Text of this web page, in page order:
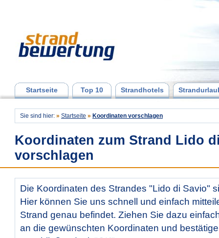
Startseite Top 10 Strandhotels
Sie sind hier: » Startseite » Koordinaten vorschlagen
Koordinaten zum Strand Lido
vorschlagen
Die Koordinaten des Strandes "Lido di Savio"
Hier können Sie uns schnell und einfach
Strand genau befindet. Ziehen Sie dazu
an die gewünschten Koordinaten und